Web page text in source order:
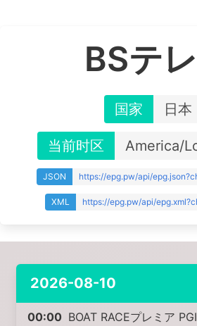
BSテ
国家 日本
当前时区 America/
JSON https://epg.pw/api/
XML https://epg.pw/api/
2026-08-10
00:00 BOAT RACEプレミア